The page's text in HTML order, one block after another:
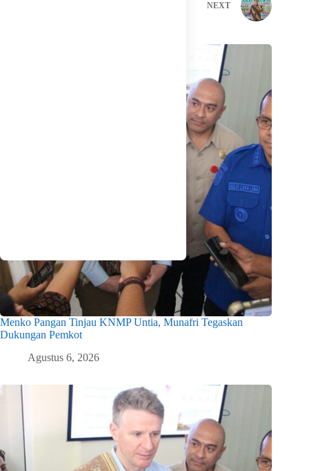
NEXT
Menko Pangan Tinjau KNMP Untia, Munafri Tegaskan
Dukungan Pemkot
Agustus 6, 2026